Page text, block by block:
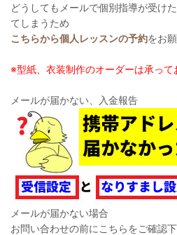
どうしてもメールで個別指導が受け
てしまうため
こちらから個人レッスンの予約をお
※型紙、衣装制作のオーダーは承って
メールが届かない、入金報告
メールが届かない場合
お問い合わせの前にこちらをご確認下